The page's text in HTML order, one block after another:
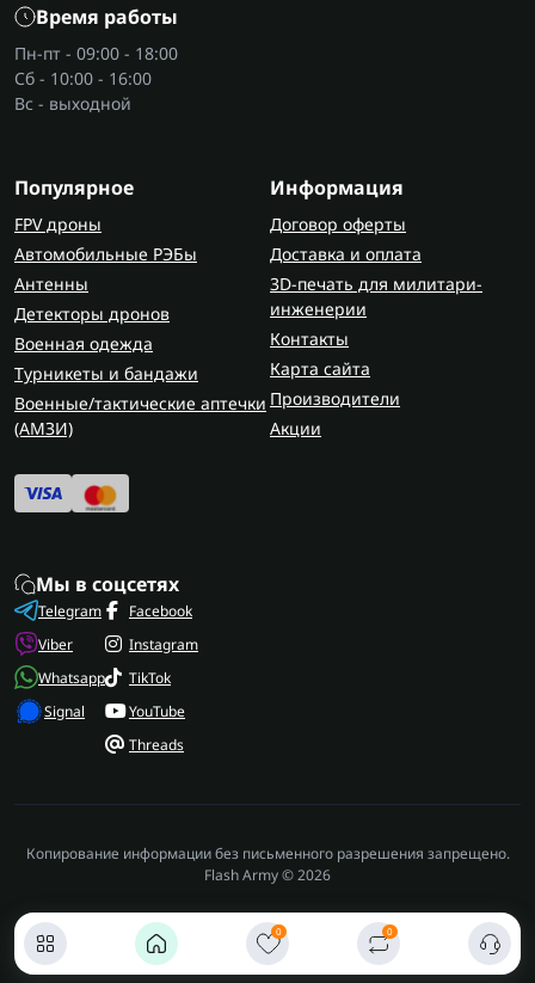
0 0
Время работы
Пн-пт - 09:00 - 18:00
Сб - 10:00 - 16:00
Вс - выходной
Популярное
FPV дроны
Автомобильные РЭБы
Антенны
Детекторы дронов
Военная одежда
Турникеты и бандажи
Военные/тактические аптечки
(AMЗИ)
Информация
Договор оферты
Доставка и оплата
3D-печать для милитари-
инженерии
Контакты
Карта сайта
Производители
Акции
Мы в соцсетях
Telegram
Viber
Whatsapp
Signal
Facebook
Instagram
TikTok
YouTube
Threads
Копирование информации без письменного разрешения запрещено.
Flash Army © 2026